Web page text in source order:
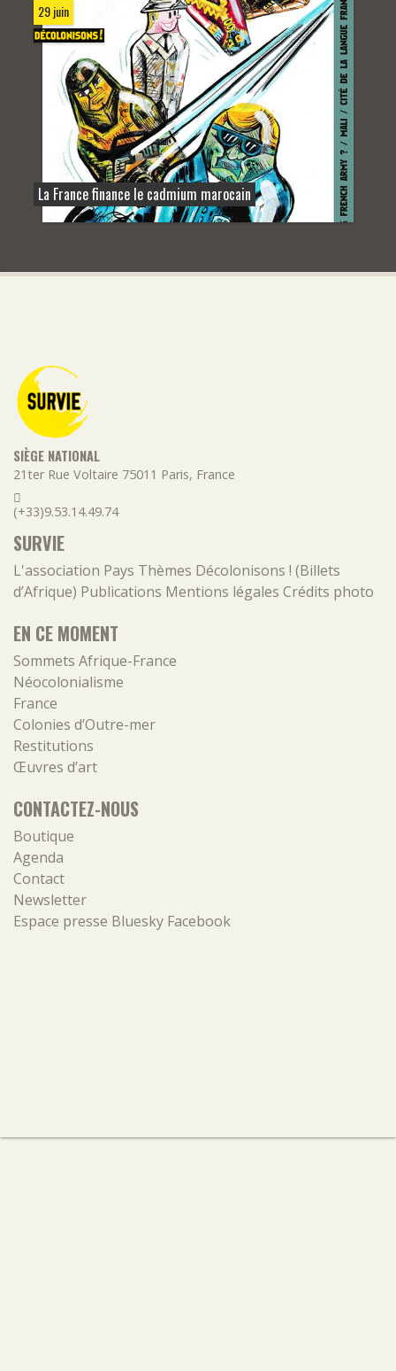
29 juin
La France finance le cadmium marocain
SIÈGE NATIONAL
21ter Rue Voltaire 75011 Paris, France
(+33)9.53.14.49.74
SURVIE
L'association Pays Thèmes Décolonisons ! (Billets
d’Afrique) Publications Mentions légales Crédits photo
EN CE MOMENT
Sommets Afrique-France
Néocolonialisme
France
Colonies d’Outre-mer
Restitutions
Œuvres d’art
CONTACTEZ-NOUS
Boutique
Agenda
Contact
Newsletter
Espace presse Bluesky Facebook